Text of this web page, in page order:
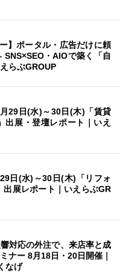
】ポータル・広告だけに頼
・AIOで築く「自
らぶGROUP
29日(水)～30日(木)「賃貸
出展・登壇レポート｜いえ
日(水)～30日(木)「リフォ
出展レポート｜いえらぶGR
対応の外注で、来店率と成
ナー 8月18日・20日開催｜
なげ